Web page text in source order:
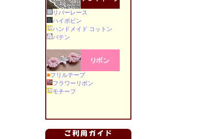
リバーレース
ハイボビン
ハンドメイド コットン
バテン
■フリルテープ
フラワーリボン
モチーフ